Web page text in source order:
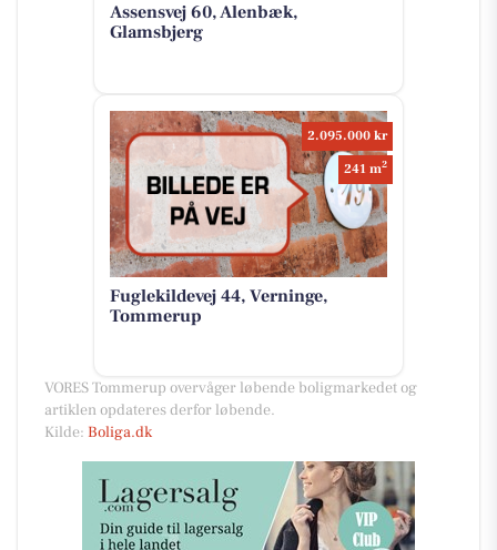
Assensvej 60, Alenbæk,
Glamsbjerg
2.095.000 kr
241 m2
Fuglekildevej 44, Verninge,
Tommerup
VORES Tommerup overvåger løbende boligmarkedet og
artiklen opdateres derfor løbende.
Kilde: Boliga.dk